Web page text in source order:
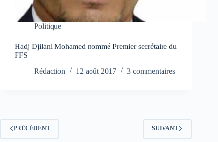
Politique
Hadj Djilani Mohamed nommé Premier secrétaire du
FFS
Rédaction
12 août 2017 3 commentaires
PRÉCÉDENT SUIVANT